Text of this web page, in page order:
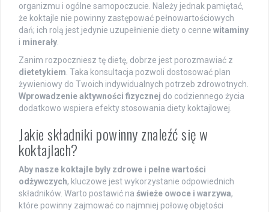
organizmu i ogólne samopoczucie. Należy jednak pamiętać,
że koktajle nie powinny zastępować pełnowartościowych
dań; ich rolą jest jedynie uzupełnienie diety o cenne witaminy
i minerały.
Zanim rozpoczniesz tę dietę, dobrze jest porozmawiać z
dietetykiem. Taka konsultacja pozwoli dostosować plan
żywieniowy do Twoich indywidualnych potrzeb zdrowotnych.
Wprowadzenie aktywności fizycznej do codziennego życia
dodatkowo wspiera efekty stosowania diety koktajlowej.
Jakie składniki powinny znaleźć się w
koktajlach?
Aby nasze koktajle były zdrowe i pełne wartości
odżywczych, kluczowe jest wykorzystanie odpowiednich
składników. Warto postawić na świeże owoce i warzywa,
które powinny zajmować co najmniej połowę objętości